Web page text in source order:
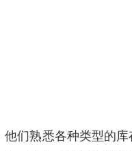
们熟悉各种类型的